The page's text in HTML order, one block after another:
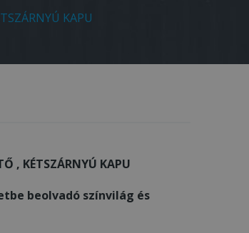
KAPU
, KÉTSZÁRNYÚ KAPU
beolvadó színvilág és